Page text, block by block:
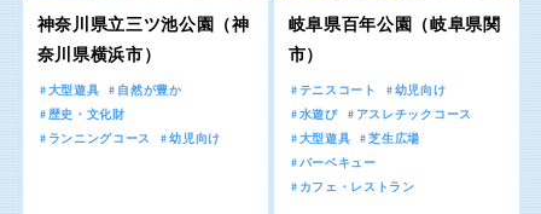
近畿
神奈川県立三ツ池公園（神
奈川県横浜市）
大型遊具
自然が豊か
歴史・文化財
ランニングコース
幼児向け
岐阜県百年公園（岐阜県関
市）
テニスコート
幼児向け
水遊び
アスレチックコース
大型遊具
芝生広場
バーベキュー
カフェ・レストラン